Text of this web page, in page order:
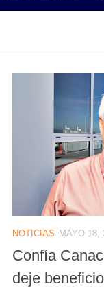
NOTICIAS MAYO 18,
Confía
deje